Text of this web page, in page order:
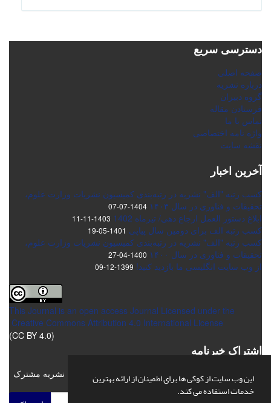
این وب سایت از کوکی ها برای اطمینان از ارائه بهترین
خدمات استفاده می کند.
دسترسی سریع
صفحه اصلی
درباره نشریه
گروه دبیران
فرستادن مقاله
تماس با ما
واژه نامه اختصاصی
نقشه سایت
آخرین اخبار
کسب رتبه "الف" نشریه در رتبه‌بندی کمیسیون نشریات وزارت علوم،
تحقیقات و فناوری در سال ۱۴۰۳
1404-07-07
ابلاغ دستور العمل ارجاع دهی/ تیرماه 1402 1403-11-11
کسب رتبه الف برای دومین سال پیاپی 1401-05-19
کسب رتبه "الف" نشریه در رتبه‌بندی کمیسیون نشریات وزارت علوم،
تحقیقات و فناوری در سال ۱۴۰۰
1400-04-27
از وب سایت انگلیسی ما بازدید کنید! 1399-12-09
This Journal is an open access Journal Licensed under the
Creative Commons Attribution 4.0 International License
(CC BY 4.0)
اشتراک خبرنامه
برای دریافت اخبار و اطلاعیه های مهم نشریه در خبرنامه نشریه مشترک
شوید.